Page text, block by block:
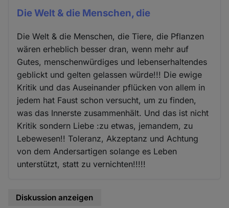
Die Welt & die Menschen, die
Die Welt & die Menschen, die Tiere, die Pflanzen
wären erheblich besser dran, wenn mehr auf
Gutes, menschenwürdiges und lebenserhaltendes
geblickt und gelten gelassen würde!!! Die ewige
Kritik und das Auseinander pflücken von allem in
jedem hat Faust schon versucht, um zu finden,
was das Innerste zusammenhält. Und das ist nicht
Kritik sondern Liebe :zu etwas, jemandem, zu
Lebewesen!! Toleranz, Akzeptanz und Achtung
von dem Andersartigen solange es Leben
unterstützt, statt zu vernichten!!!!!
Diskussion anzeigen